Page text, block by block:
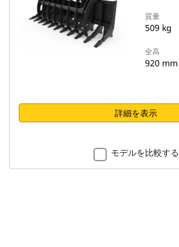
質量
509 kg
全高
920 mm
詳細を表示
モデルを比較する